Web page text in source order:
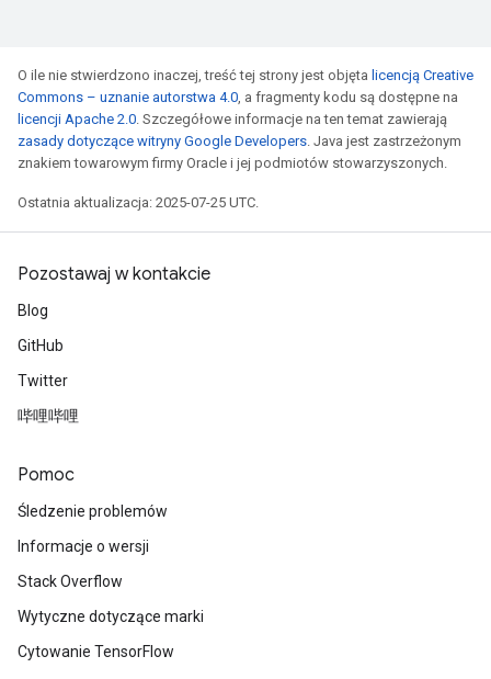
O ile nie stwierdzono inaczej, treść tej strony jest objęta licencją Creative
Commons – uznanie autorstwa 4.0, a fragmenty kodu są dostępne na
licencji Apache 2.0. Szczegółowe informacje na ten temat zawierają
zasady dotyczące witryny Google Developers. Java jest zastrzeżonym
znakiem towarowym firmy Oracle i jej podmiotów stowarzyszonych.
Ostatnia aktualizacja: 2025-07-25 UTC.
Pozostawaj w kontakcie
Blog
GitHub
Twitter
哔哩哔哩
Pomoc
Śledzenie problemów
Informacje o wersji
Stack Overflow
Wytyczne dotyczące marki
Cytowanie TensorFlow